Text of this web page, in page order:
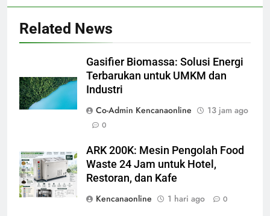
Related News
Gasifier Biomassa: Solusi Energi
Terbarukan untuk UMKM dan
Industri
Co-Admin Kencanaonline
13 jam ago
0
ARK 200K: Mesin Pengolah Food
Waste 24 Jam untuk Hotel,
Restoran, dan Kafe
Kencanaonline
1 hari ago 0